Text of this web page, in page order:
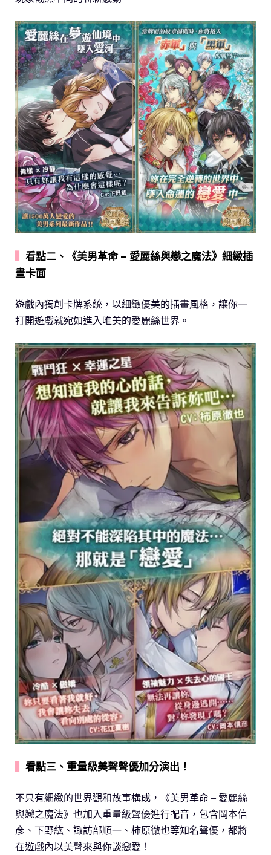
看點二、《美男革命 – 愛麗絲與戀之魔法》細緻插
畫卡面
遊戲內獨創卡牌系統，以細緻優美的插畫風格，讓你一
打開遊戲就宛如進入唯美的愛麗絲世界。
看點三、重量級美聲聲優加分演出！
不只有細緻的世界觀和故事構成，《美男革命 – 愛麗絲
與戀之魔法》也加入重量級聲優進行配音，包含岡本信
彥、下野紘、諏訪部順一、柿原徹也等知名聲優，都將
在遊戲內以美聲來與你談戀愛！